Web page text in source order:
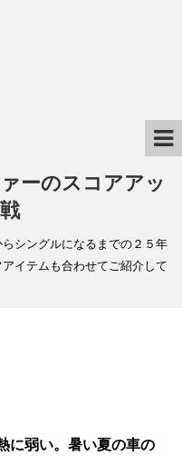
ーのスコアアッ
シングルになるまでの２５年
イテムも合わせてご紹介して
に弱い。暑い夏の車の